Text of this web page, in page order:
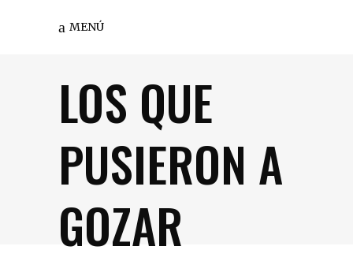
MENÚ
LOS QUE
PUSIERON A
GOZAR